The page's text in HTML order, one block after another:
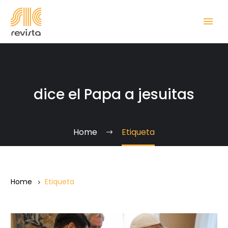
dice el Papa a jesuitas
Home Etiqueta
Home Etiqueta
No